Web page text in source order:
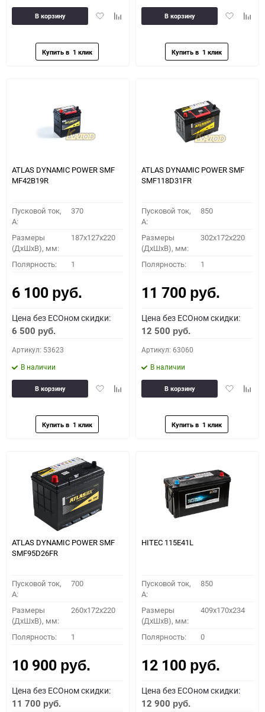
ДобавитьДобавить
В корзину
Добавить
В корзину
ATLAS DYNAMIC POWER SMF
MF42B19R
Пусковой ток,
A:
370
Размеры
(ДхШхВ), мм:
187x127x220
Полярность: 1
6 100 руб.
Цена без ECOном скидки:
6 500 руб.
Артикул: 53623
В наличии
ДобавитьДобавить
В корзину
ATLAS DYNAMIC POWER SMF
SMF118D31FR
Пусковой ток,
A:
850
Размеры
(ДхШхВ), мм:
302x172x220
Полярность: 1
11 700 руб.
Цена без ECOном скидки:
12 500 руб.
Артикул: 63060
В наличии
Добавить
В корзину
ATLAS DYNAMIC POWER SMF
SMF95D26FR
Пусковой ток,
A:
700
Размеры
(ДхШхВ), мм:
260x172x220
Полярность: 1
10 900 руб.
Цена без ECOном скидки:
11 700 руб.
HITEC 115E41L
Пусковой ток,
A:
850
Размеры
(ДхШхВ), мм:
409x170x234
Полярность: 0
12 100 руб.
Цена без ECOном скидки:
12 900 руб.